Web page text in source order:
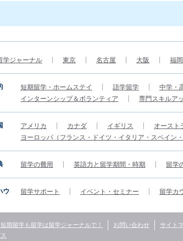
学ジャーナル 東京 名古屋 大阪 福岡
短期留学・ホームステイ 語学留学 中学・
インターンシップ＆ボランティア
専門スキルア
アメリカ カナダ イギリス オースト
ヨーロッパ（フランス・ドイツ・イタリア・スペイン・
留学の費用 英語力と留学期間・時期 留学
ウ 留学サポート イベント・セミナー 留学カ
期留学も留学は留学ジャーナルで！ お問い合わせ サイト